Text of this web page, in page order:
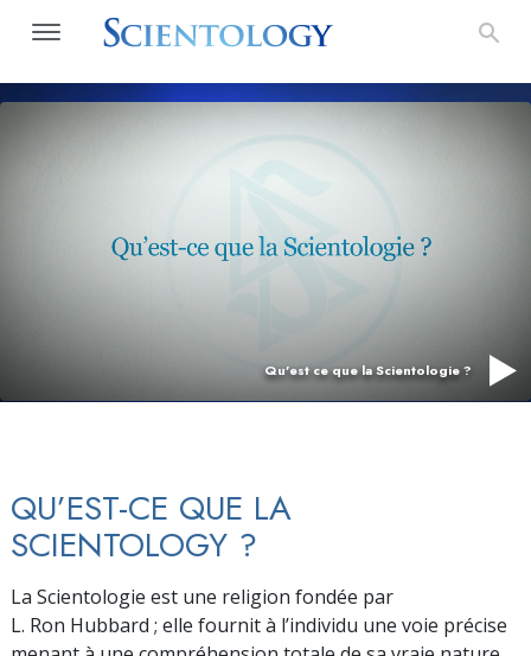
Qu’est ce que la Scientologie ?
QU’EST-CE QUE LA
SCIENTOLOGY ?
La Scientologie est une religion fondée par
L. Ron Hubbard ; elle fournit à l’individu une voie précise